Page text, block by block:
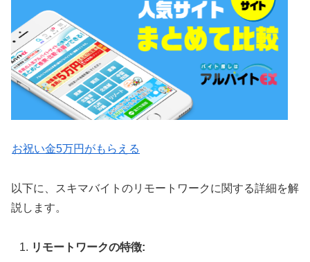
お祝い金5万円がもらえる
以下に、スキマバイトのリモートワークに関する詳細を解
説します。
リモートワークの特徴: